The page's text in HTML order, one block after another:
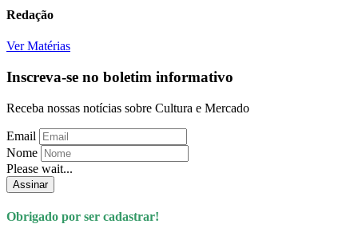
Redação
Ver Matérias
Inscreva-se no boletim informativo
Receba nossas notícias sobre Cultura e Mercado
Email
Nome
Please wait...
Assinar
Obrigado por ser cadastrar!